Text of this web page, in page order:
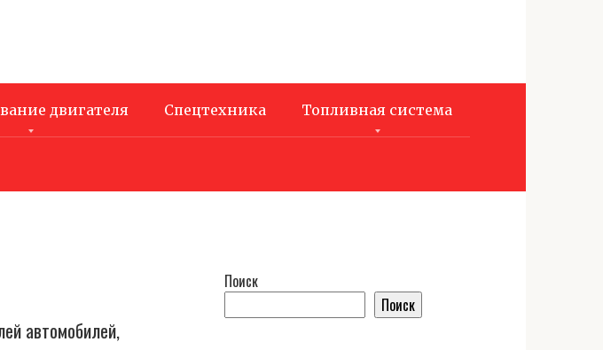
двигателя Спецтехника Топливная система
автомобилей,
Поиск
Поиск